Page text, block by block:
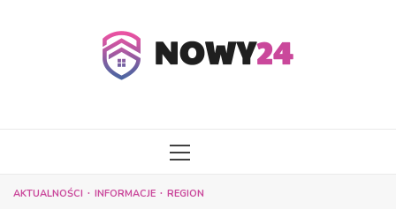
MENU
AKTUALNOŚCI INFORMACJE REGION